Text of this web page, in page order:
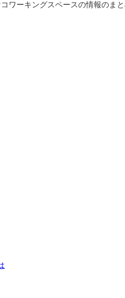
ワーキングスペースの情報のまと